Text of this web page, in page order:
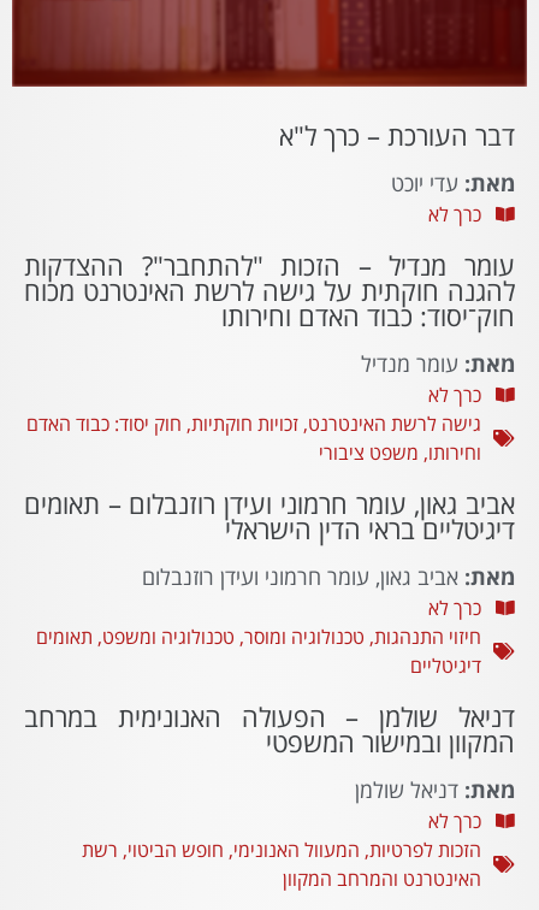
דבר העורכת – כרך ל"א
מאת: עדי יוכט
כרך לא
עומר מנדיל – הזכות "להתחבר"? ההצדקות
להגנה חוקתית על גישה לרשת האינטרנט מכוח
חוק־יסוד: כבוד האדם וחירותו
מאת: עומר מנדיל
כרך לא
גישה לרשת האינטרנט, זכויות חוקתיות, חוק יסוד: כבוד האדם
וחירותו, משפט ציבורי
אביב גאון, עומר חרמוני ועידן רוזנבלום – תאומים
דיגיטליים בראי הדין הישראלי
מאת: אביב גאון, עומר חרמוני ועידן רוזנבלום
כרך לא
חיזוי התנהגות, טכנולוגיה ומוסר, טכנולוגיה ומשפט, תאומים
דיגיטליים
דניאל שולמן – הפעולה האנונימית במרחב
המקוון ובמישור המשפטי
מאת: דניאל שולמן
כרך לא
הזכות לפרטיות, המעוול האנונימי, חופש הביטוי, רשת
האינטרנט והמרחב המקוון